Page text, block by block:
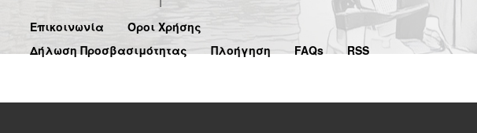
Επικοινωνία
Όροι Χρήσης
Δήλωση Προσβασιμότητας
Πλοήγηση FAQs RSS